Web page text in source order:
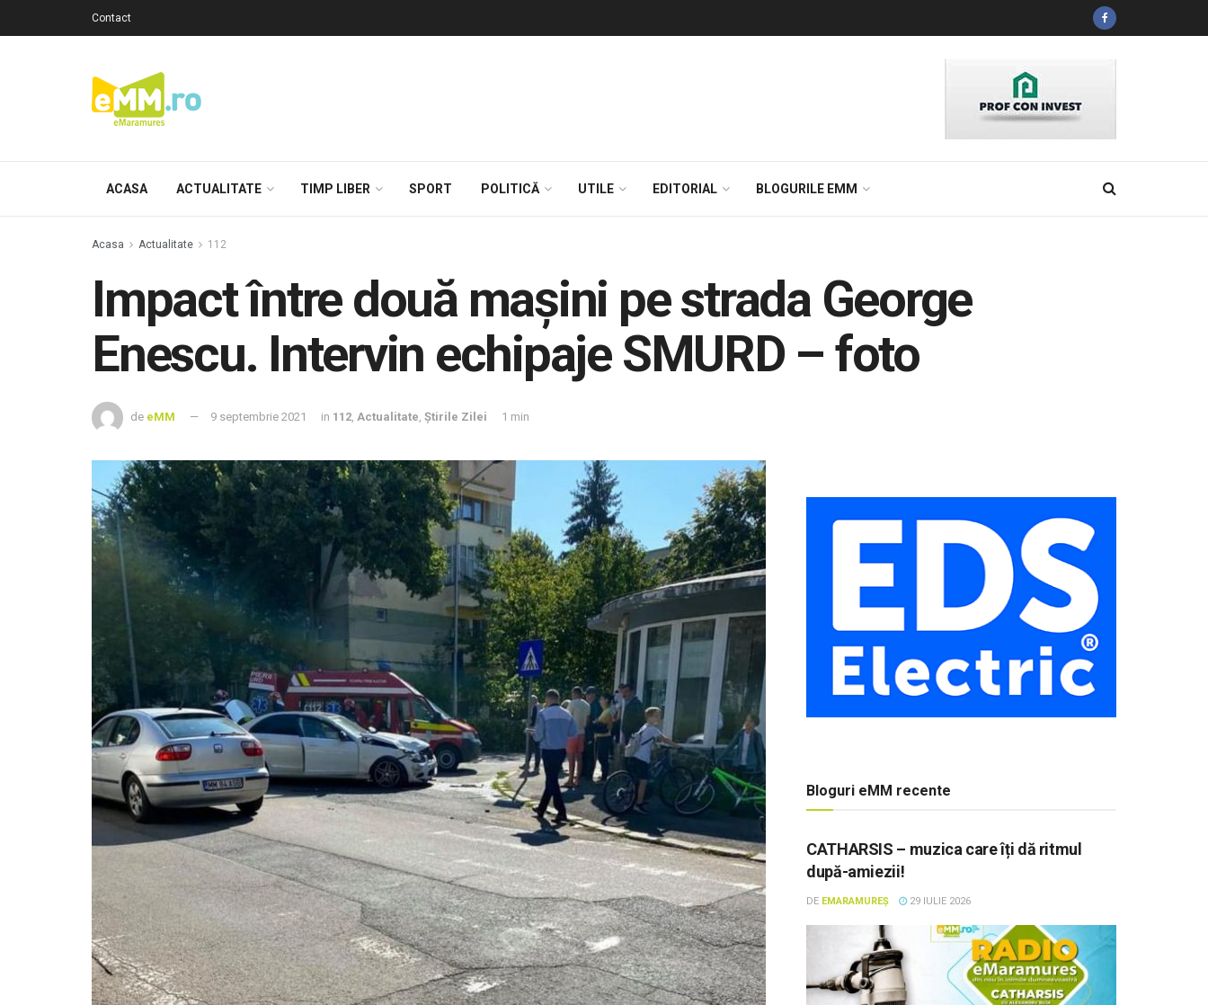
Contact
ACASA ACTUALITATE TIMP LIBER SPORT POLITICĂ UTILE EDITORIAL BLOGURILE EMM
Acasa Actualitate 112
Impact între două maşini pe strada George
Enescu. Intervin echipaje SMURD – foto
de eMM 9 septembrie 2021 in 112, Actualitate, Știrile Zilei 1 min
Bloguri eMM recente
CATHARSIS – muzica care îți dă ritmul
după-amiezii!
DE EMARAMUREȘ 29 IULIE 2026